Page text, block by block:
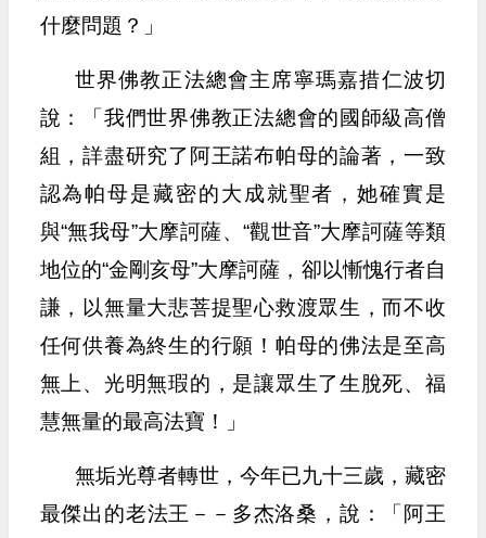
什麼問題？」
世界佛教正法總會主席寧瑪嘉措仁波切
說：「我們世界佛教正法總會的國師級高僧
組，詳盡研究了阿王諾布帕母的論著，一致
認為帕母是藏密的大成就聖者，她確實是
與“無我母”大摩訶薩、“觀世音”大摩訶薩等類
地位的“金剛亥母”大摩訶薩，卻以慚愧行者自
謙，以無量大悲菩提聖心救渡眾生，而不收
任何供養為終生的行願！帕母的佛法是至高
無上、光明無瑕的，是讓眾生了生脫死、福
慧無量的最高法寶！」
無垢光尊者轉世，今年已九十三歲，藏密
最傑出的老法王－－多杰洛桑，說：「阿王